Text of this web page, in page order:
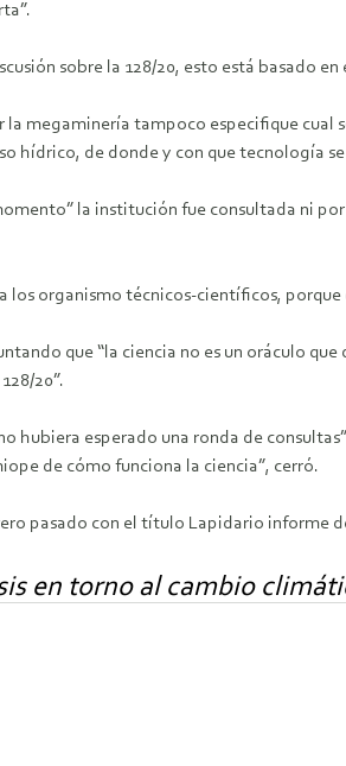
sobre la 128/20, esto está basado
megaminería tampoco especifique cual
hídrico, de donde y con que tecnología se
la institución fue consultada ni
organismo técnicos-científicos, porque
que “la ciencia no es un oráculo
20”.
esperado una ronda de
de cómo funciona la ciencia”, cerró.
pasado con el título Lapidario informe
en torno al cambio